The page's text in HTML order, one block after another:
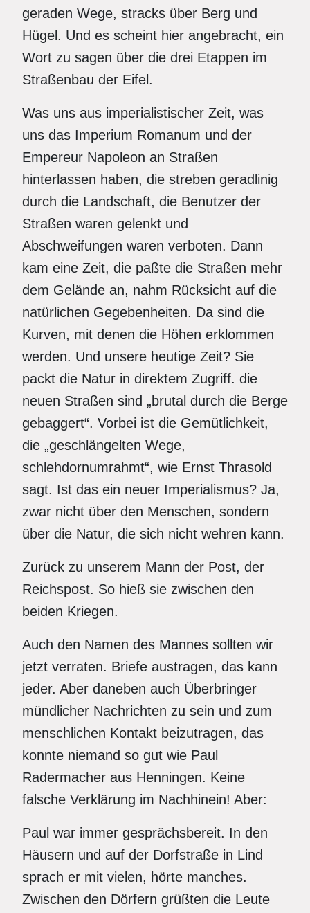
geraden Wege, stracks über Berg und
Hügel. Und es scheint hier angebracht, ein
Wort zu sagen über die drei Etappen im
Straßenbau der Eifel.
Was uns aus imperialistischer Zeit, was
uns das Imperium Romanum und der
Empereur Napoleon an Straßen
hinterlassen haben, die streben geradlinig
durch die Landschaft, die Benutzer der
Straßen waren gelenkt und
Abschweifungen waren verboten. Dann
kam eine Zeit, die paßte die Straßen mehr
dem Gelände an, nahm Rücksicht auf die
natürlichen Gegebenheiten. Da sind die
Kurven, mit denen die Höhen erklommen
werden. Und unsere heutige Zeit? Sie
packt die Natur in direktem Zugriff. die
neuen Straßen sind „brutal durch die Berge
gebaggert“. Vorbei ist die Gemütlichkeit,
die „geschlängelten Wege,
schlehdornumrahmt“, wie Ernst Thrasold
sagt. Ist das ein neuer Imperialismus? Ja,
zwar nicht über den Menschen, sondern
über die Natur, die sich nicht wehren kann.
Zurück zu unserem Mann der Post, der
Reichspost. So hieß sie zwischen den
beiden Kriegen.
Auch den Namen des Mannes sollten wir
jetzt verraten. Briefe austragen, das kann
jeder. Aber daneben auch Überbringer
mündlicher Nachrichten zu sein und zum
menschlichen Kontakt beizutragen, das
konnte niemand so gut wie Paul
Radermacher aus Henningen. Keine
falsche Verklärung im Nachhinein! Aber:
Paul war immer gesprächsbereit. In den
Häusern und auf der Dorfstraße in Lind
sprach er mit vielen, hörte manches.
Zwischen den Dörfern grüßten die Leute